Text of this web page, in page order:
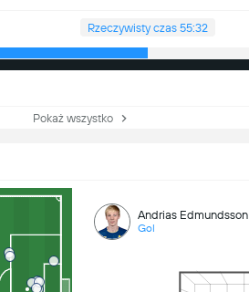
Rzeczywisty czas 55:32
Pokaż wszystko
Andrias Edmundsson
Gol